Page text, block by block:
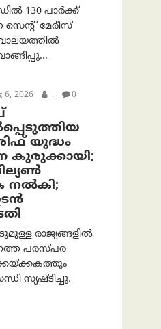
130 പാർക്ക്
സെന്റ് മേരീസ്
6, 2026 . 0
യുദ്ധം
കുരുക്കായി;
നല്‍കി;
രാജ്യങ്ങളിൽ
പരസ്പര
സൃഷ്ടിച്ചു.